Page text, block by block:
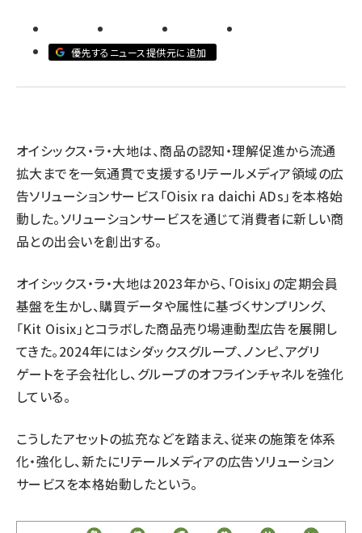
優先するニュース提供元に追加
オイシックス・ラ・大地は、商品の認知・理解促進から流通
拡大までを一気通貫で支援するリテールメディア領域の広
告ソリューションサービス「Oisix ra daichi ADs」を本格始
動した。ソリューションサービスを通じて消費者に新しい商
品との出会いを創出する。
オイシックス・ラ・大地は2023年から、「Oisix」の定期会員
基盤を生かし、購買データや属性に基づくサンプリング、
「Kit Oisix」とコラボした商品売り場連動型広告を展開し
てきた。2024年にはシダックスグループ、ノンピ、アグリ
ゲートを子会社化し、グループのオフラインチャネルを強化
している。
こうしたアセットの拡充などを踏まえ、従来の施策を体系
化・強化し、新たにリテールメディアの広告ソリューション
サービスを本格始動したという。